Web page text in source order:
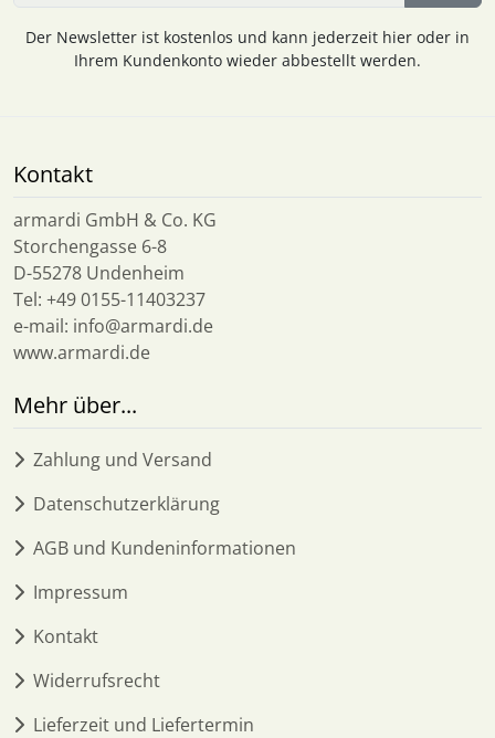
Der Newsletter ist kostenlos und kann jederzeit hier oder in
Ihrem Kundenkonto wieder abbestellt werden.
Kontakt
armardi GmbH & Co. KG
Storchengasse 6-8
D-55278 Undenheim
Tel: +49 0155-11403237
e-mail: info@armardi.de
www.armardi.de
Mehr über...
Zahlung und Versand
Datenschutzerklärung
AGB und Kundeninformationen
Impressum
Kontakt
Widerrufsrecht
Lieferzeit und Liefertermin